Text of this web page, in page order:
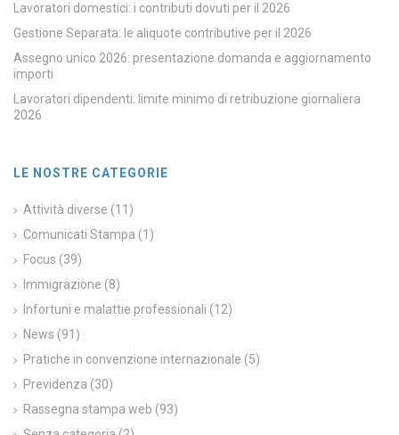
Lavoratori domestici: i contributi dovuti per il 2026
Gestione Separata: le aliquote contributive per il 2026
Assegno unico 2026: presentazione domanda e aggiornamento
importi
Lavoratori dipendenti: limite minimo di retribuzione giornaliera
2026
LE NOSTRE CATEGORIE
Attività diverse (11)
Comunicati Stampa (1)
Focus (39)
Immigrazione (8)
Infortuni e malattie professionali (12)
News (91)
Pratiche in convenzione internazionale (5)
Previdenza (30)
Rassegna stampa web (93)